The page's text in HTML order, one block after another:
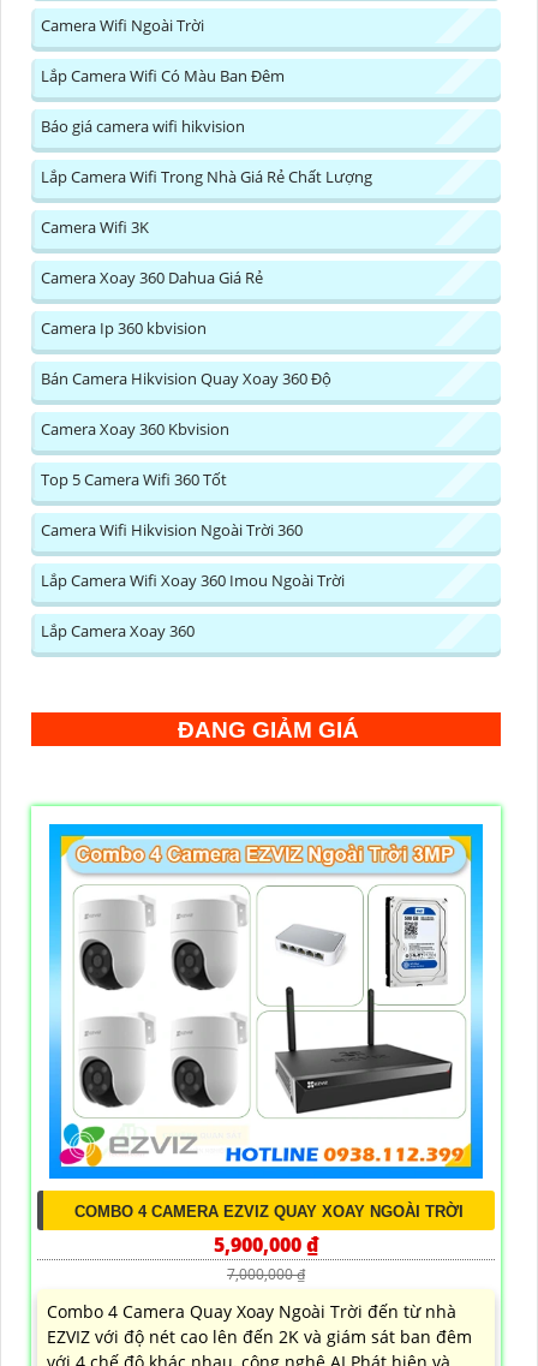
Camera Wifi Ngoài Trời
Lắp Camera Wifi Có Màu Ban Đêm
Báo giá camera wifi hikvision
Lắp Camera Wifi Trong Nhà Giá Rẻ Chất Lượng
Camera Wifi 3K
Camera Xoay 360 Dahua Giá Rẻ
Camera Ip 360 kbvision
Bán Camera Hikvision Quay Xoay 360 Độ
Camera Xoay 360 Kbvision
Top 5 Camera Wifi 360 Tốt
Camera Wifi Hikvision Ngoài Trời 360
Lắp Camera Wifi Xoay 360 Imou Ngoài Trời
Lắp Camera Xoay 360
ĐANG GIẢM GIÁ
COMBO 4 CAMERA EZVIZ QUAY XOAY NGOÀI TRỜI
5,900,000 ₫
7,000,000 ₫
Combo 4 Camera Quay Xoay Ngoài Trời đến từ nhà
EZVIZ với độ nét cao lên đến 2K và giám sát ban đêm